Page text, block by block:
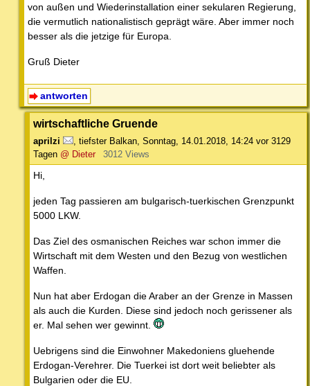
von außen und Wiederinstallation einer sekularen Regierung,
die vermutlich nationalistisch geprägt wäre. Aber immer noch
besser als die jetzige für Europa.
Gruß Dieter
antworten
wirtschaftliche Gruende
aprilzi tiefster Balkan Sonntag, 14.01.2018, 14:24 vor 3129
Tagen @ Dieter 3012 Views
Hi,
jeden Tag passieren am bulgarisch-tuerkischen Grenzpunkt
5000 LKW.
Das Ziel des osmanischen Reiches war schon immer die
Wirtschaft mit dem Westen und den Bezug von westlichen
Waffen.
Nun hat aber Erdogan die Araber an der Grenze in Massen
als auch die Kurden. Diese sind jedoch noch gerissener als
er. Mal sehen wer gewinnt.
Uebrigens sind die Einwohner Makedoniens gluehende
Erdogan-Verehrer. Die Tuerkei ist dort weit beliebter als
Bulgarien oder die EU.